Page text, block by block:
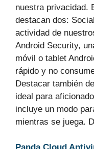
nuestra privacidad.
destacan dos:
actividad de
Android Security,
móvil o tablet
rápido y no
Destacar también
ideal para
incluye un modo
mientras se juega.